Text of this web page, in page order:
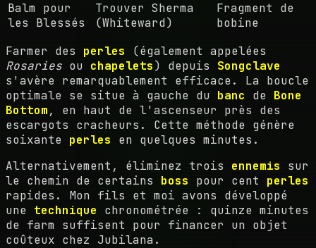
Balm pour
les Blessés
Trouver Sherma
(Whiteward)
Fragment de
bobine
Farmer des perles (également appelées
Rosaries ou chapelets) depuis Songclave
s'avère remarquablement efficace. La boucle
optimale se situe à gauche du banc de Bone
Bottom, en haut de l'ascenseur près des
escargots cracheurs. Cette méthode génère
soixante perles en quelques minutes.
Alternativement, éliminez trois ennemis sur
le chemin de certains boss pour cent perles
rapides. Mon fils et moi avons développé
une technique chronométrée : quinze minutes
de farm suffisent pour financer un objet
coûteux chez Jubilana.